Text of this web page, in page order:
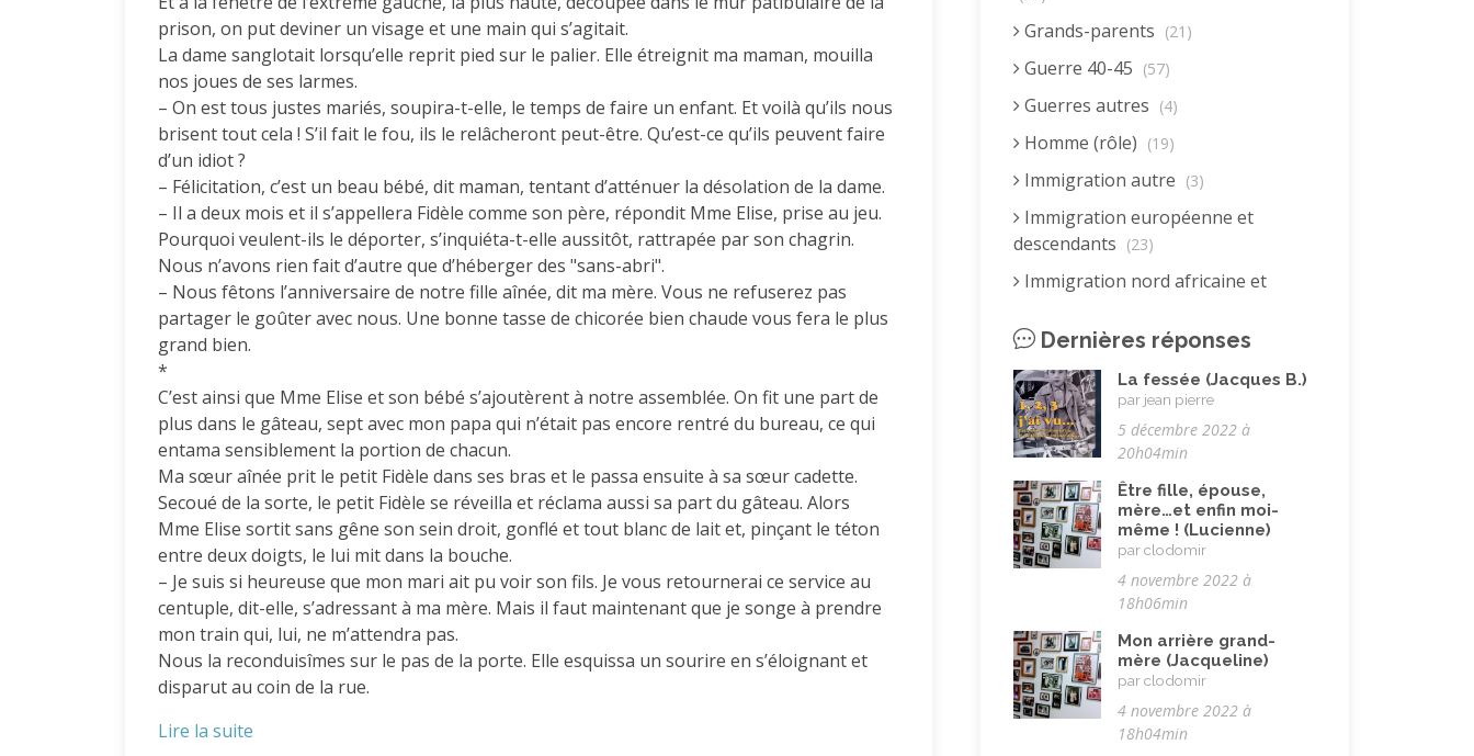
prison, on put deviner un visage et une main qui s’agitait.
La dame sanglotait lorsqu’elle reprit pied sur le palier. Elle étreignit ma maman, mouilla
nos joues de ses larmes.
– On est tous justes mariés, soupira-t-elle, le temps de faire un enfant. Et voilà qu’ils nous
brisent tout cela ! S’il fait le fou, ils le relâcheront peut-être. Qu’est-ce qu’ils peuvent faire
d’un idiot ?
– Félicitation, c’est un beau bébé, dit maman, tentant d’atténuer la désolation de la dame.
– Il a deux mois et il s’appellera Fidèle comme son père, répondit Mme Elise, prise au jeu.
Pourquoi veulent-ils le déporter, s’inquiéta-t-elle aussitôt, rattrapée par son chagrin.
Nous n’avons rien fait d’autre que d’héberger des "sans-abri".
– Nous fêtons l’anniversaire de notre fille aînée, dit ma mère. Vous ne refuserez pas
partager le goûter avec nous. Une bonne tasse de chicorée bien chaude vous fera le plus
grand bien.
*
C’est ainsi que Mme Elise et son bébé s’ajoutèrent à notre assemblée. On fit une part de
plus dans le gâteau, sept avec mon papa qui n’était pas encore rentré du bureau, ce qui
entama sensiblement la portion de chacun.
Ma sœur aînée prit le petit Fidèle dans ses bras et le passa ensuite à sa sœur cadette.
Secoué de la sorte, le petit Fidèle se réveilla et réclama aussi sa part du gâteau. Alors
Mme Elise sortit sans gêne son sein droit, gonflé et tout blanc de lait et, pinçant le téton
entre deux doigts, le lui mit dans la bouche.
– Je suis si heureuse que mon mari ait pu voir son fils. Je vous retournerai ce service au
centuple, dit-elle, s’adressant à ma mère. Mais il faut maintenant que je songe à prendre
mon train qui, lui, ne m’attendra pas.
Nous la reconduisîmes sur le pas de la porte. Elle esquissa un sourire en s’éloignant et
disparut au coin de la rue.
Lire la suite
Grands-parents (21)
Guerre 40-45 (57)
Guerres autres (4)
Homme (rôle) (19)
Immigration autre (3)
Immigration européenne et
descendants (23)
Immigration nord africaine et
Immigration subsaharienne et
descendants (18)
Juif.ve (être) (10)
LGBTQIA+ (8)
Loisirs, jeux (34)
Mai 68 (8)
Maladie, handicap (23)
Musulman.e (être) (7)
Nature, animaux (23)
Pandémie Covid 19 (4)
Parents (être) (19)
(10)
Dernières réponses
La fessée (Jacques B.)
par jean pierre
5 décembre 2022 à
20h04min
Être fille, épouse,
mère…et enfin moi-
même ! (Lucienne)
par clodomir
4 novembre 2022 à
18h06min
Mon arrière grand-
mère (Jacqueline)
par clodomir
4 novembre 2022 à
18h04min